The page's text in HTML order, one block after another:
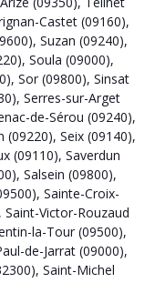
Castet (09160),
, Suzan (09240),
, Soula (09000),
, Sor (09800), Sinsat
, Serres-sur-Arget
de-Sérou (09240),
(09220), Seix (09140),
(09110), Saverdun
, Salsein (09800),
, Sainte-Croix-
, Saint-Victor-Rouzaud
la-Tour (09500),
de-Jarrat (09000),
, Saint-Michel